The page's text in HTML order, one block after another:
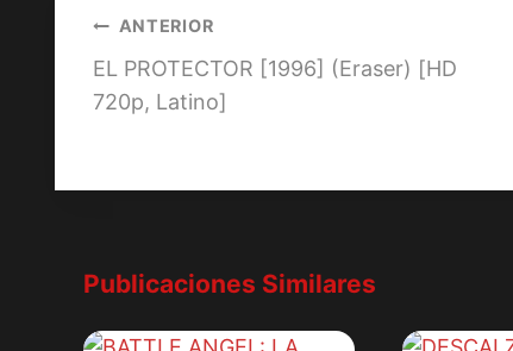
Navegación
de
ANTERIOR
EL PROTECTOR [1996] (Eraser) [HD
720p, Latino]
Publicaciones Similares